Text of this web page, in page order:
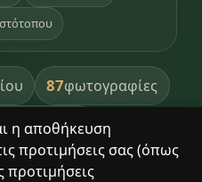
η αποθήκευση
προτιμήσεις σας (όπως
προτιμήσεις
87φωτογραφίες